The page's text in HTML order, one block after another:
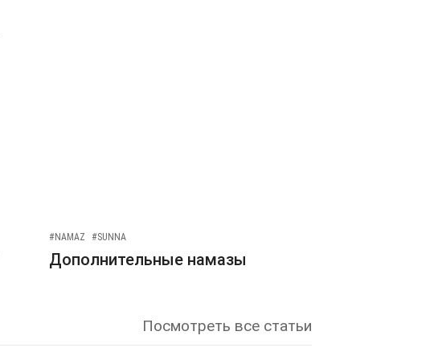
#NAMAZ #SUNNA
Дополнительные намазы
Посмотреть все статьи